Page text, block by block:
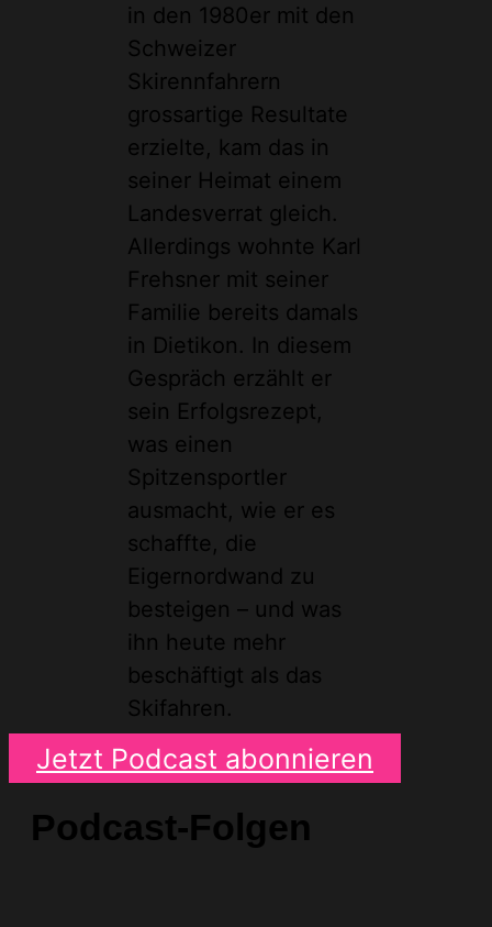
in den 1980er mit den
Schweizer
Skirennfahrern
grossartige Resultate
erzielte, kam das in
seiner Heimat einem
Landesverrat gleich.
Allerdings wohnte Karl
Frehsner mit seiner
Familie bereits damals
in Dietikon. In diesem
Gespräch erzählt er
sein Erfolgsrezept,
was einen
Spitzensportler
ausmacht, wie er es
schaffte, die
Eigernordwand zu
besteigen – und was
ihn heute mehr
beschäftigt als das
Skifahren.
Jetzt Podcast abonnieren
Podcast-Folgen